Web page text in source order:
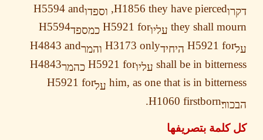
H1856they have pierced, וספדו H5594and
they shall עליו H5921 for כמספד H5594
H5921 היחיד H3173only והמר H4843and
shall be in עליו H5921 for כהמרH4843
him, as one that is in על H5921for
H1060firstborn.
بتصريفها